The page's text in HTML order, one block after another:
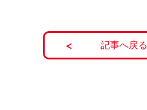
記事へ戻る